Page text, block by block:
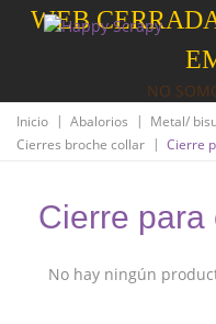
WEB
NO
Inicio | Abalorios | Metal/
Cierres broche collar | Cierre
Cierre para
No hay ningún